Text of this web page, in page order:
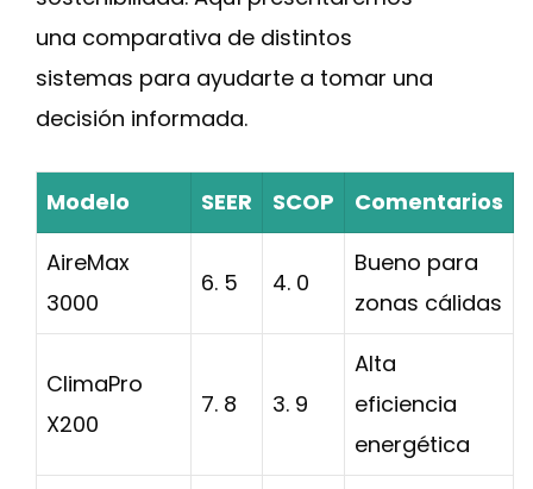
una comparativa de distintos
sistemas para ayudarte a tomar una
decisión informada.
Modelo SEER SCOP Comentarios
AireMax
3000
6. 5 4. 0
Bueno para
zonas cálidas
ClimaPro
X200
7. 8 3. 9
Alta
eficiencia
energética